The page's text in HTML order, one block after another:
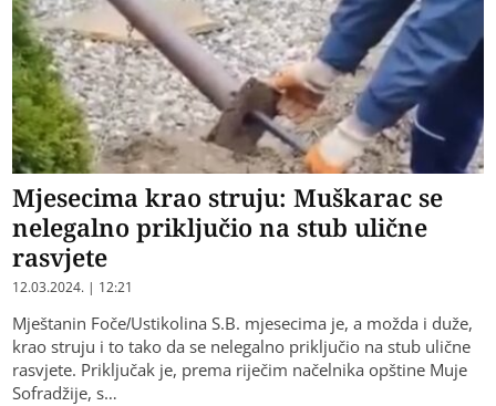
Mjesecima krao struju: Muškarac se
nelegalno priključio na stub ulične
rasvjete
12.03.2024. | 12:21
Mještanin Foče/Ustikolina S.B. mjesecima je, a možda i duže,
krao struju i to tako da se nelegalno priključio na stub ulične
rasvjete. Priključak je, prema riječim načelnika opštine Muje
Sofradžije, s…